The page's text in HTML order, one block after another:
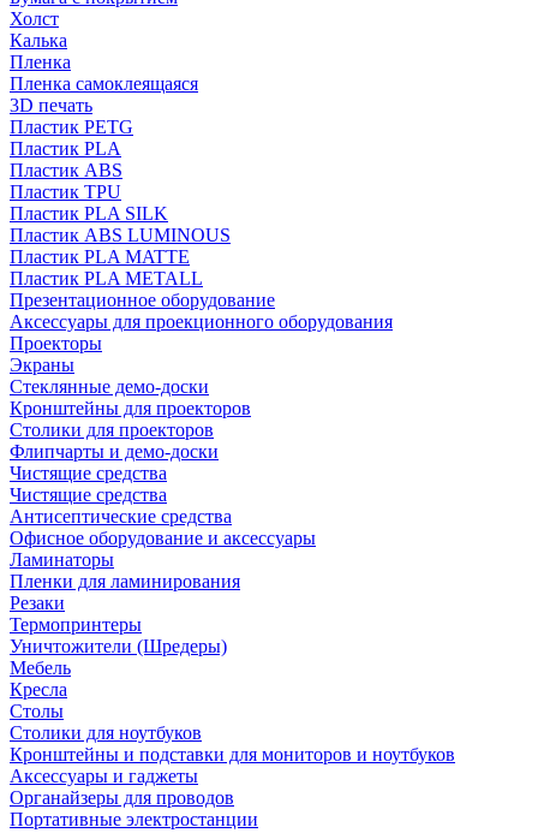
Холст
Калька
Пленка
Пленка самоклеящаяся
3D печать
Пластик PETG
Пластик PLA
Пластик ABS
Пластик TPU
Пластик PLA SILK
Пластик ABS LUMINOUS
Пластик PLA MATTE
Пластик PLA METALL
Презентационное оборудование
Аксессуары для проекционного оборудования
Проекторы
Экраны
Стеклянные демо-доски
Кронштейны для проекторов
Столики для проекторов
Флипчарты и демо-доски
Чистящие средства
Чистящие средства
Антисептические средства
Офисное оборудование и аксессуары
Ламинаторы
Пленки для ламинирования
Резаки
Термопринтеры
Уничтожители (Шредеры)
Мебель
Кресла
Столы
Столики для ноутбуков
Кронштейны и подставки для мониторов и ноутбуков
Аксессуары и гаджеты
Органайзеры для проводов
Портативные электростанции